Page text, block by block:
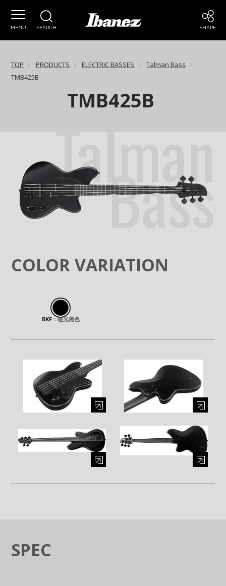
MENU SEARCH SHARE
TOP PRODUCTS ELECTRIC BASSES
Talman Bass
TMB425B
TMB425B
COLOR VARIATION
BKF：哑光黑色
Talman
Bass
SPEC